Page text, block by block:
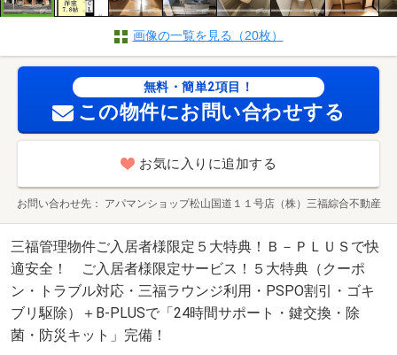
画像の一覧を見る（20枚）
無料・簡単2項目！
この物件にお問い合わせする
お気に入りに追加する
お問い合わせ先 アパマンショップ松山国道１１号店（株）三福綜合不動産
三福管理物件ご入居者様限定５大特典！Ｂ－ＰＬＵＳで快
適安全！ ご入居者様限定サービス！５大特典（クーポ
ン・トラブル対応・三福ラウンジ利用・PSPO割引・ゴキ
ブリ駆除）＋B-PLUSで「24時間サポート・鍵交換・除
菌・防災キット」完備！